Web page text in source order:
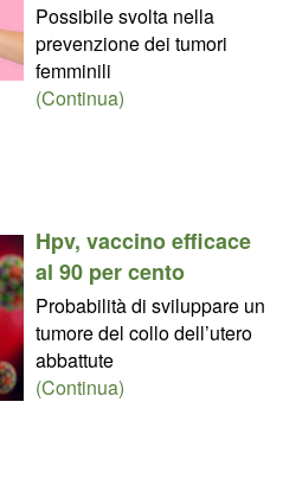
Possibile svolta nella
prevenzione dei tumori
femminili
(Continua)
Hpv, vaccino efficace
al 90 per cento
Probabilità di sviluppare un
tumore del collo dell’utero
abbattute
(Continua)